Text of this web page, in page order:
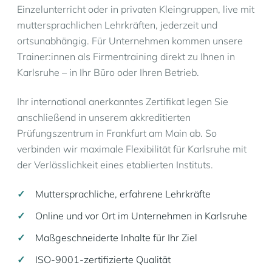
Einzelunterricht oder in privaten Kleingruppen, live mit
muttersprachlichen Lehrkräften, jederzeit und
ortsunabhängig. Für Unternehmen kommen unsere
Trainer:innen als Firmentraining direkt zu Ihnen in
Karlsruhe – in Ihr Büro oder Ihren Betrieb.
Ihr international anerkanntes Zertifikat legen Sie
anschließend in unserem akkreditierten
Prüfungszentrum in Frankfurt am Main ab. So
verbinden wir maximale Flexibilität für Karlsruhe mit
der Verlässlichkeit eines etablierten Instituts.
Muttersprachliche, erfahrene Lehrkräfte
Online und vor Ort im Unternehmen in Karlsruhe
Maßgeschneiderte Inhalte für Ihr Ziel
ISO-9001-zertifizierte Qualität